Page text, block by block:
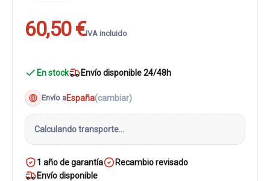
60,50 €IVA incluido
En stock Envío disponible 24/48h
Envío aEspaña(cambiar)
Calculando transporte...
1 año de garantía
Recambio revisado
Envío disponible